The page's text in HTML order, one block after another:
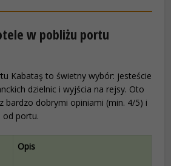
w pobliżu portu
Kabataş to świetny wybór: jesteście
dzielnic i wyjścia na rejsy. Oto
bardzo dobrymi opiniami (min. 4/5) i
od portu.
Opis